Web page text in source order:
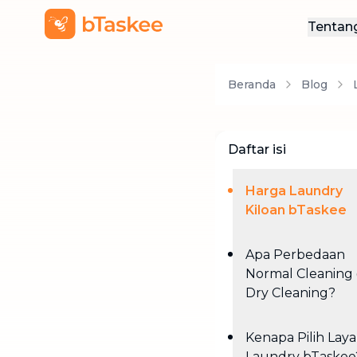
Beranda Blog
Daftar isi
Harga Laundry
Kiloan bTaskee
Apa Perbedaan
Normal Cleaning
Dry Cleaning?
Kenapa Pilih